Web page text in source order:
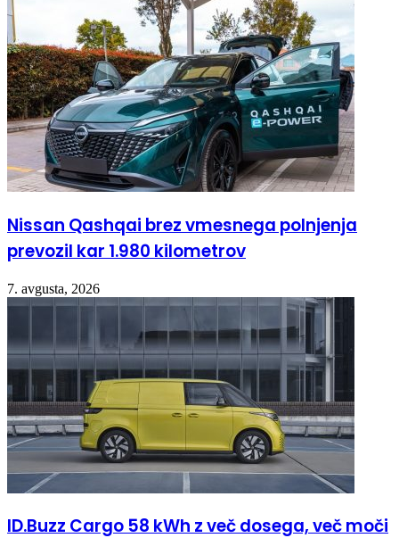
Nissan Qashqai brez vmesnega polnjenja
prevozil kar 1.980 kilometrov
7. avgusta, 2026
ID.Buzz Cargo 58 kWh z več dosega, več moči